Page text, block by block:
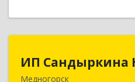
ИП Сандыркина
Медногорск